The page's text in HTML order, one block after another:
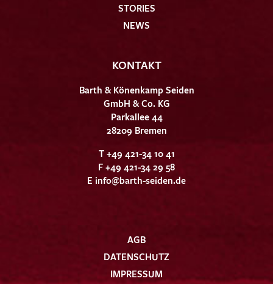
STORIES
NEWS
KONTAKT
Barth & Könenkamp Seiden
GmbH & Co. KG
Parkallee 44
28209 Bremen
T +49 421-34 10 41
F +49 421-34 29 58
E info@barth-seiden.de
AGB
DATENSCHUTZ
IMPRESSUM